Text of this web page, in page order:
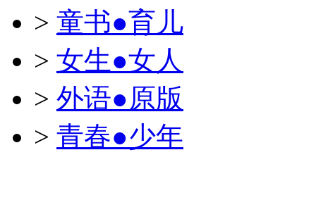
> 童书●育儿
> 女生●女人
> 外语●原版
> 青春●少年